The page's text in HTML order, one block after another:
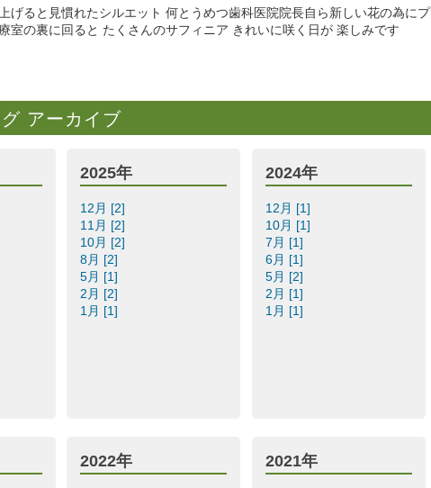
げると見慣れたシルエット 何とうめつ歯科医院院長自ら新しい花の為にプ
室の裏に回ると たくさんのサフィニア きれいに咲く日が 楽しみです
アーカイブ
2025年
12月 [2]
11月 [2]
10月 [2]
8月 [2]
5月 [1]
2月 [2]
1月 [1]
2024年
12月 [1]
10月 [1]
7月 [1]
6月 [1]
5月 [2]
2月 [1]
1月 [1]
2022年 2021年